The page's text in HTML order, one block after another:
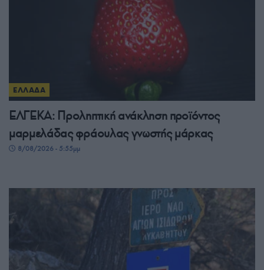
ΕΛΛΑΔΑ
ΕΛΓΕΚΑ: Προληπτική ανάκληση προϊόντος
μαρμελάδας φράουλας γνωστής μάρκας
8/08/2026 - 5:55μμ